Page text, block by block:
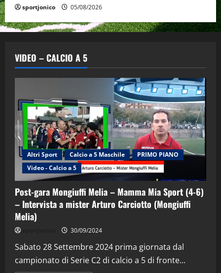
sportjonico 05/08/2026
VIDEO – CALCIO A 5
Altri Sport Calcio a 5 Maschile
PRIMO PIANO
Video - Calcio a 5
Post-gara Mongiuffi Melia – Mamma Mia Sport (4-6)
– Intervista a mister Arturo Carciotto (Mongiuffi
Melia)
30/09/2024
Sabato 28 Settembre 2024 prima giornata dal
campionato di Serie C2 di calcio a 5 di fronte...
2
“SportEmpire” in Podcast: 29^ Puntata
(Martedi 28 Aprile 2026)
28/04/2026